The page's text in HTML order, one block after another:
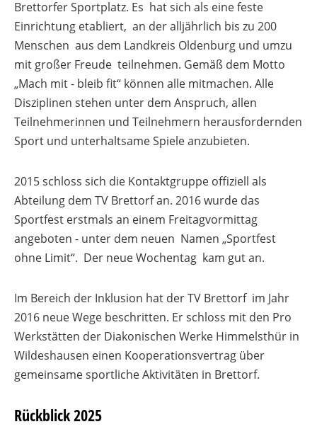
Brettorfer Sportplatz. Es hat sich als eine feste
Einrichtung etabliert, an der alljährlich bis zu 200
Menschen aus dem Landkreis Oldenburg und umzu
mit großer Freude teilnehmen. Gemäß dem Motto
„Mach mit - bleib fit“ können alle mitmachen. Alle
Disziplinen stehen unter dem Anspruch, allen
Teilnehmerinnen und Teilnehmern herausfordernden
Sport und unterhaltsame Spiele anzubieten.
2015 schloss sich die Kontaktgruppe offiziell als
Abteilung dem TV Brettorf an. 2016 wurde das
Sportfest erstmals an einem Freitagvormittag
angeboten - unter dem neuen Namen „Sportfest
ohne Limit“. Der neue Wochentag kam gut an.
Im Bereich der Inklusion hat der TV Brettorf im Jahr
2016 neue Wege beschritten. Er schloss mit den Pro
Werkstätten der Diakonischen Werke Himmelsthür in
Wildeshausen einen Kooperationsvertrag über
gemeinsame sportliche Aktivitäten in Brettorf.
Rückblick 2025